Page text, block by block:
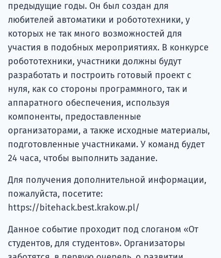
предыдущие годы. Он был создан для
любителей автоматики и робототехники, у
которых не так много возможностей для
участия в подобных мероприятиях. В конкурсе
робототехники, участники должны будут
разработать и построить готовый проект с
нуля, как со стороны программного, так и
аппаратного обеспечения, используя
компоненты, предоставленные
организаторами, а также исходные материалы,
подготовленные участниками. У команд будет
24 часа, чтобы выполнить задание.
Для получения дополнительной информации,
пожалуйста, посетите:
https://bitehack.best.krakow.pl/
Данное событие проходит под слоганом «От
студентов, для студентов». Организаторы